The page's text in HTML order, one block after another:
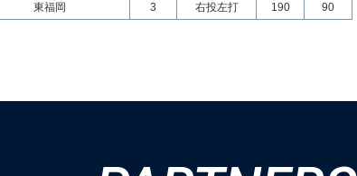
東福岡 3 右投左打 190 90